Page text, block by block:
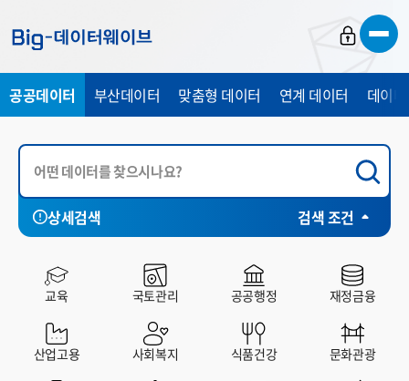
가
기
가
기
가
기
공공데이터 부산데이터 맞춤형 데이터 연계 데이터 데이
상세검색 검색 조건
시각화 SHEET부산시 서구 동구
교육 국토관리 공공행정 재정금융
산업고용 사회복지 식품건강 문화관광